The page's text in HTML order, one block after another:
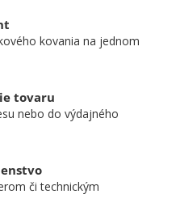
kovania na jednom
tovaru
nebo do výdajného
či technickým